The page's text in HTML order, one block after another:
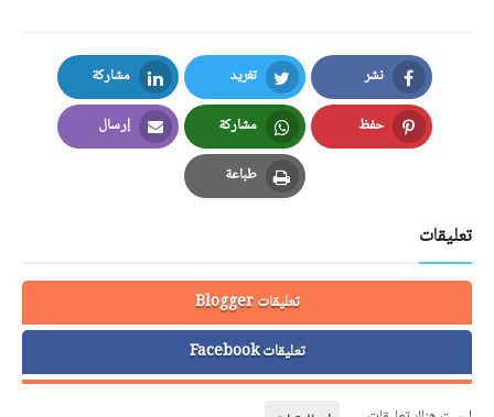
نشر
Facebook
تغريد
Twitter
مشاركة
LinkedIn
حفظ
Pinterest
مشاركة
Whatsapp
إرسال
Email
طباعة
Print
تعليقات
تعليقات Blogger
تعليقات Facebook